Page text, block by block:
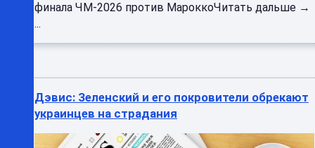
финала ЧМ-2026 против МароккоЧитать дальше →
...
Дэвис: Зеленский и его покровители обрекают
украинцев на страдания